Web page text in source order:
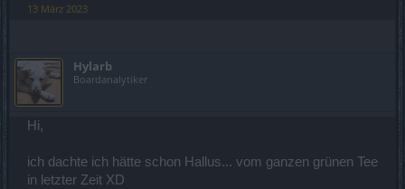
13 März 2023
Hylarb
Boardanalytiker
Hi,
ich dachte ich hätte schon Hallus... vom ganzen grünen Tee
in letzter Zeit XD